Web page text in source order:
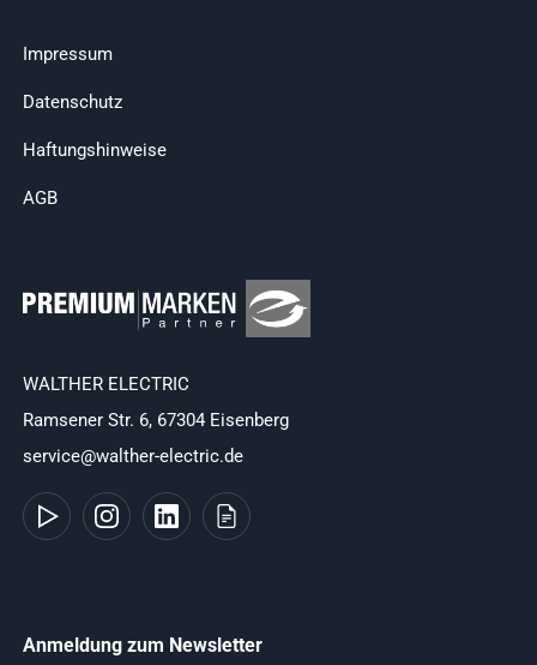
Impressum
Datenschutz
Haftungshinweise
AGB
WALTHER ELECTRIC
Ramsener Str. 6, 67304 Eisenberg
service@walther-electric.de
Anmeldung zum Newsletter